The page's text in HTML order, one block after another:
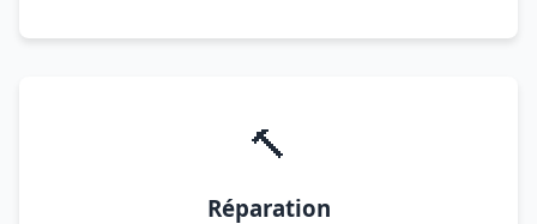
🔨
Réparation